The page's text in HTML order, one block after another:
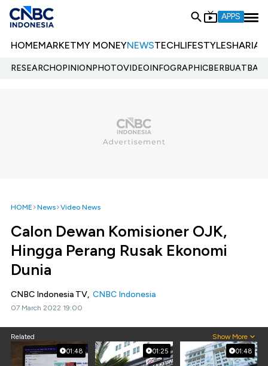
APPS
HOMEMARKETMY MONEYNEWSTECHLIFESTYLESHARIA
RESEARCHOPINIONPHOTOVIDEOINFOGRAPHIC
HOME News Video News
Calon Dewan Komisioner OJK,
Hingga Perang Rusak Ekonomi
Dunia
CNBC Indonesia TV, CNBC Indonesia
07 March 2022 19:00
Related Show More
01:48 01:25 01:48